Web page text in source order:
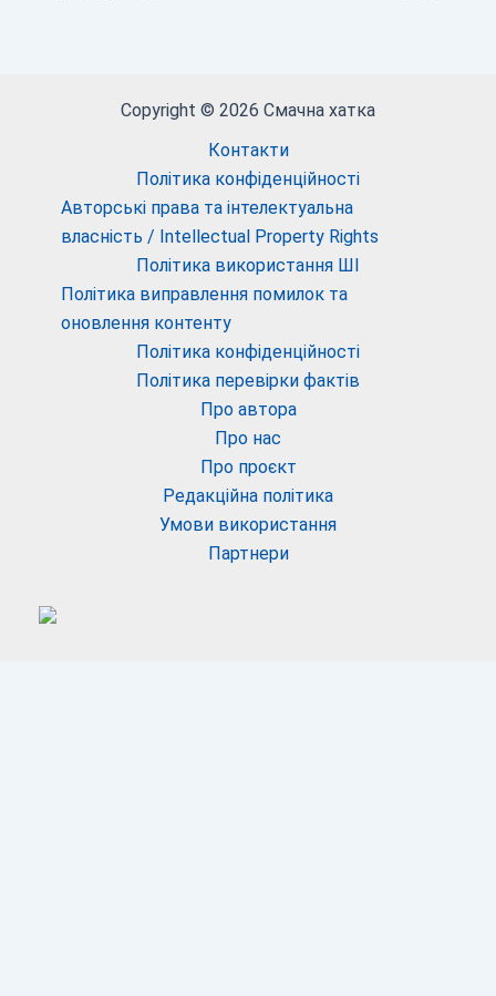
Copyright © 2026 Смачна хатка
Контакти
Політика конфіденційності
Авторські права та інтелектуальна
власність / Intellectual Property Rights
Політика використання ШІ
Політика виправлення помилок та
оновлення контенту
Політика конфіденційності
Політика перевірки фактів
Про автора
Про нас
Про проєкт
Редакційна політика
Умови використання
Партнери